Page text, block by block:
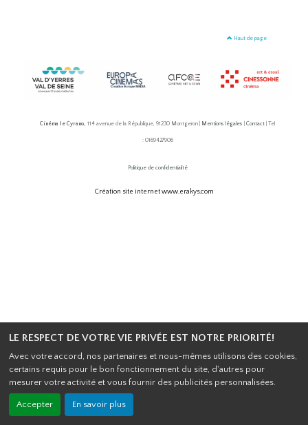
LE RESPECT DE VOTRE VIE PRIVÉE EST NOTRE PRIORITÉ!
Avec votre accord, nos partenaires et nous-mêmes utilisons des cookies,
certains requis pour le bon fonctionnement du site, d'autres pour
mesurer votre activité et vous fournir des publicités personnalisées.
Accepter En savoir plus
Haut de page
Cinéma le Cyrano, 114 avenue de la République, 91230 Montgeron | Mentions légales Contact | Tel
: 0169427906
Politique de confidentialité
Création site internet www.erakys.com